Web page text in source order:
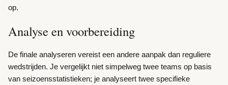
op.
Analyse en voorbereiding
De finale analyseren vereist een andere aanpak dan reguliere
wedstrijden. Je vergelijkt niet simpelweg twee teams op basis
van seizoensstatistieken; je analyseert twee specifieke